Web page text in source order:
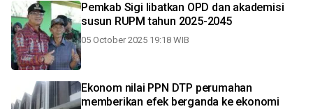
Pemkab Sigi libatkan OPD dan akademisi
susun RUPM tahun 2025-2045
05 October 2025 19:18 WIB
Ekonom nilai PPN DTP perumahan
memberikan efek berganda ke ekonomi